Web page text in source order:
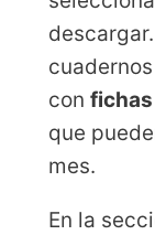
con
que
mes.
En la